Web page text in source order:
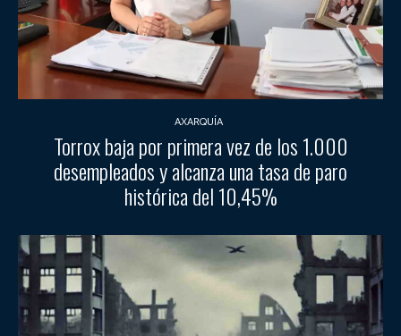
AXARQUÍA
Torrox baja por primera vez de los 1.000
desempleados y alcanza una tasa de paro
histórica del 10,45%